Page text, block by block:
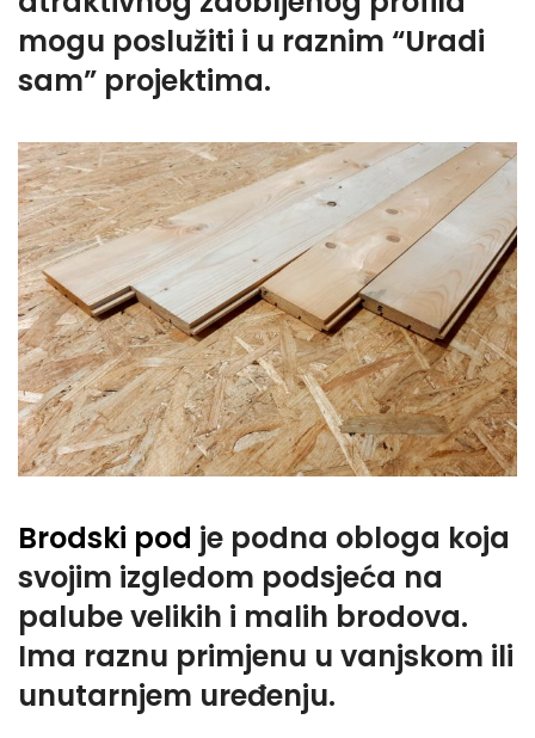
mogu poslužiti i u raznim “Uradi
sam” projektima.
Brodski pod je podna obloga koja
svojim izgledom podsjeća na
palube velikih i malih brodova.
Ima raznu primjenu u vanjskom ili
unutarnjem uređenju.